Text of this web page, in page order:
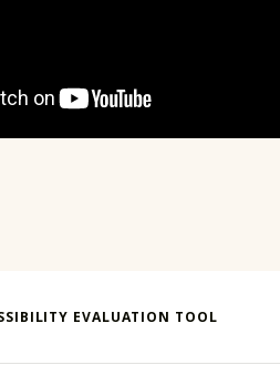
EVALUATION TOOL